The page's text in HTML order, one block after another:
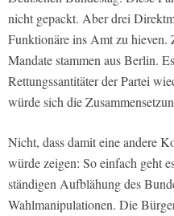
nicht gepackt. Aber drei
Funktionäre ins Amt zu
Mandate stammen aus Berlin.
Rettungssantitäter der Partei
würde sich die
Nicht, dass damit eine andere
würde zeigen: So einfach geht
ständigen Aufblähung des
Wahlmanipulationen. Die